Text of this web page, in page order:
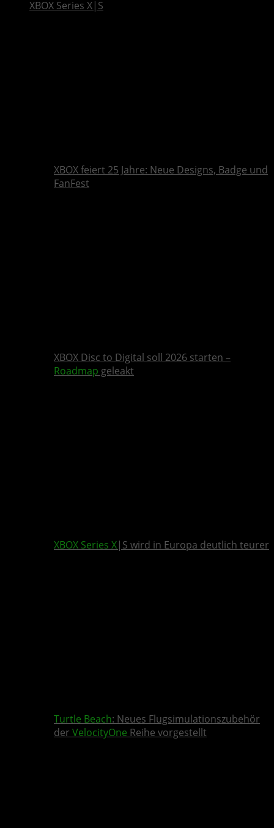
XBOX Series X|S
XBOX feiert 25 Jahre: Neue Designs, Badge und
FanFest
XBOX Disc to Digital soll 2026 starten –
Roadmap geleakt
XBOX Series X|S wird in Europa deutlich teurer
Turtle Beach: Neues Flugsimulationszubehör
der VelocityOne Reihe vorgestellt